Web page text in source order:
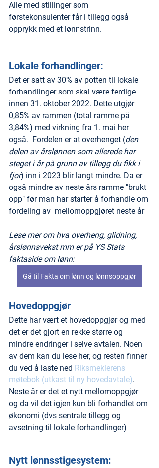
Alle med stillinger som
førstekonsulenter får i tillegg også
opprykk med et lønnstrinn.
Lokale forhandlinger:
Det er satt av 30% av potten til lokale
forhandlinger som skal være ferdige
innen 31. oktober 2022. Dette utgjør
0,85% av rammen (total ramme på
3,84%) med virkning fra 1. mai her
også.  Fordelen er at overhenget (den
delen av årslønnen som allerede har
steget i år på grunn av tillegg du fikk i
fjor) inn i 2023 blir langt mindre. Da er
også mindre av neste års ramme "brukt
opp" før man har starter å forhandle om
fordeling av  mellomoppgjøret neste år
Lese mer om hva overheng, glidning,
årslønnsvekst mm er på YS Stats
faktaside om lønn:
Gå til Fakta om lønn og lønnsoppgjør
Hovedoppgjør
Dette har vært et hovedoppgjør og med
det er det gjort en rekke større og
mindre endringer i selve avtalen. Noen
av dem kan du lese her, og resten finner
du ved å laste ned Riksmeklerens
møtebok (utkast til ny hovedavtale).
Neste år er det et nytt mellomoppgjør
og da vil det igjen kun bli forhandlet om
økonomi (dvs sentrale tillegg og
avsetning til lokale forhandlinger)
Nytt lønnsstigesystem: